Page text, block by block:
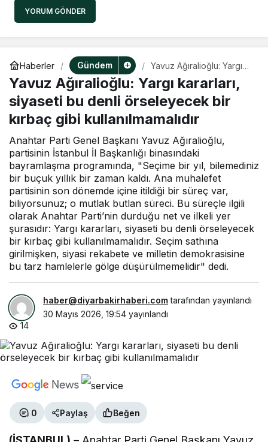
YORUM GÖNDER
Haberler Gündem
Yavuz Ağıralioğlu: Yargı
kararları, siyaseti bu denli
örseleyecek bir kırbaç
gibi kullanılmamalıdır
Yavuz Ağıralioğlu: Yargı kararları,
siyaseti bu denli örseleyecek bir
kırbaç gibi kullanılmamalıdır
Anahtar Parti Genel Başkanı Yavuz Ağıralioğlu,
partisinin İstanbul İl Başkanlığı binasındaki
bayramlaşma programında, "Seçime bir yıl, bilemediniz
bir buçuk yıllık bir zaman kaldı. Ana muhalefet
partisinin son dönemde içine itildiği bir süreç var,
biliyorsunuz; o mutlak butlan süreci. Bu süreçle ilgili
olarak Anahtar Parti’nin durduğu net ve ilkeli yer
şurasıdır: Yargı kararları, siyaseti bu denli örseleyecek
bir kırbaç gibi kullanılmamalıdır. Seçim sathına
girilmişken, siyasi rekabete ve milletin demokrasisine
bu tarz hamlelerle gölge düşürülmemelidir" dedi.
haber@diyarbakirhaberi.comtarafından yayınlandı
30 Mayıs 2026, 19:54 yayınlandı
14
0 Paylaş Beğen